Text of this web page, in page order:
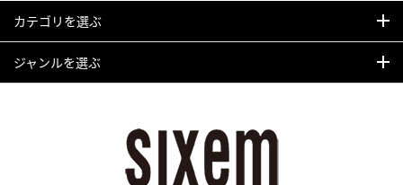
カテゴリを選ぶ
ジャンルを選ぶ